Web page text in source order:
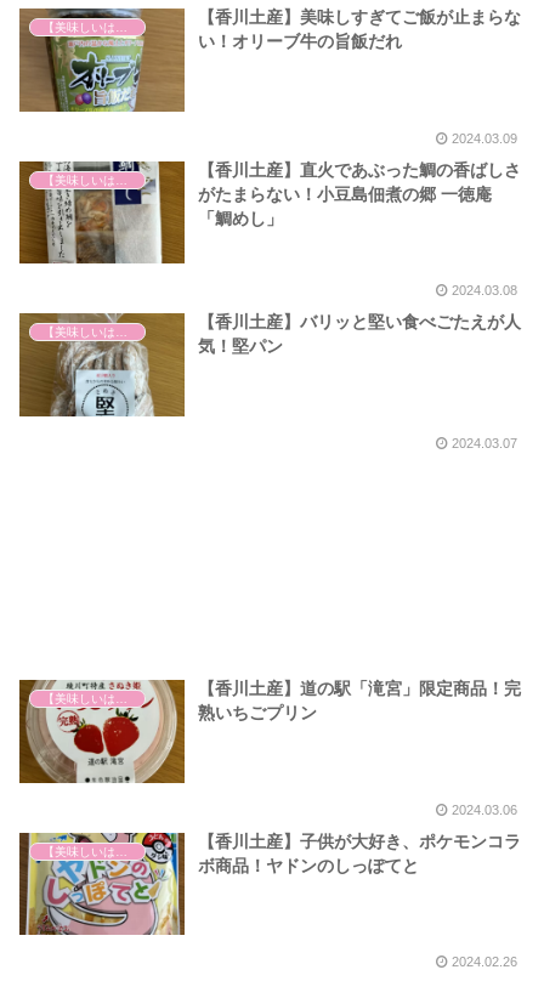
【美味しいは正義】
【香川土産】美味しすぎてご飯が止まらな
い！オリーブ牛の旨飯だれ
2024.03.09
【香川土産】直火であぶった鯛の香ばしさ
がたまらない！小豆島佃煮の郷 一徳庵
「鯛めし」
2024.03.08
【美味しいは正義】
【香川土産】バリッと堅い食べごたえが人
気！堅パン
2024.03.07
【美味しいは正義】
【香川土産】道の駅「滝宮」限定商品！完
熟いちごプリン
2024.03.06
【香川土産】子供が大好き、ポケモンコラ
ボ商品！ヤドンのしっぽてと
2024.02.26